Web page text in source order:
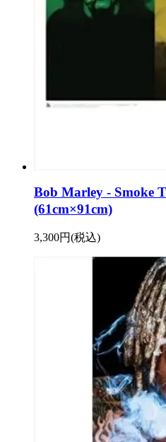
Bob Marley - Smoke
(61cm×91cm)
3,300円(税込)